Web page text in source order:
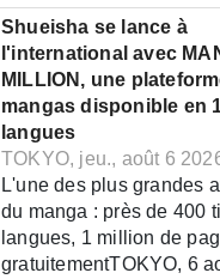
Shueisha se lance à
l'international avec
MILLION, une
mangas disponible en
langues
TOKYO, jeu., août 6
L'une des plus grandes
du manga : près de 400
langues, 1 million de
gratuitementTOKYO, 6